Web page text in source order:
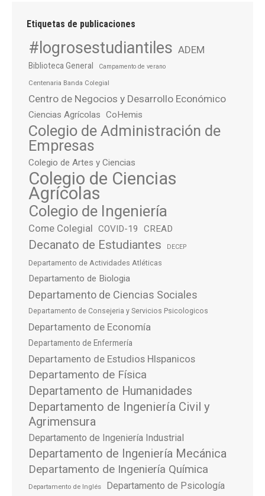
Etiquetas de publicaciones
#logrosestudiantiles ADEM
Biblioteca General Campamento de verano
Centenaria Banda Colegial
Centro de Negocios y Desarrollo Económico
Ciencias Agrícolas CoHemis
Colegio de Administración de
Empresas
Colegio de Artes y Ciencias
Colegio de Ciencias
Agrícolas
Colegio de Ingeniería
Come Colegial COVID-19 CREAD
Decanato de Estudiantes DECEP
Departamento de Actividades Atléticas
Departamento de Biologia
Departamento de Ciencias Sociales
Departamento de Consejeria y Servicios Psicologicos
Departamento de Economía
Departamento de Enfermería
Departamento de Estudios HIspanicos
Departamento de Física
Departamento de Humanidades
Departamento de Ingeniería Civil y
Agrimensura
Departamento de Ingeniería Industrial
Departamento de Ingeniería Mecánica
Departamento de Ingeniería Química
Departamento de Inglés Departamento de Psicología